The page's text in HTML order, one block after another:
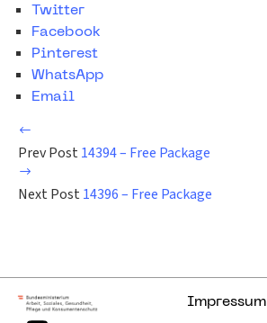
Twitter
Facebook
Pinterest
WhatsApp
Email
Prev Post 14394 – Free Package
Next Post 14396 – Free Package
Impressum